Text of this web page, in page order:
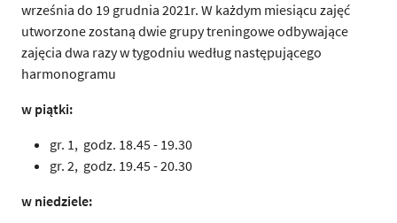
września do 19 grudnia 2021r. W każdym miesiącu zajęć
utworzone zostaną dwie grupy treningowe odbywające
zajęcia dwa razy w tygodniu według następującego
harmonogramu
w piątki:
gr. 1, godz. 18.45 - 19.30
gr. 2, godz. 19.45 - 20.30
w niedziele: